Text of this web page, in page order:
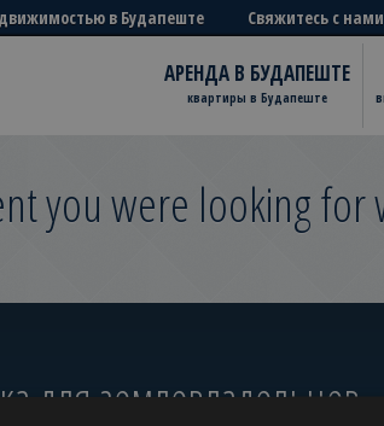
в Будапеште Свяжитесь с
АРЕНДА В БУДАПЕШТЕ
квартиры в Будапеште
you were looking
для землевладельцев